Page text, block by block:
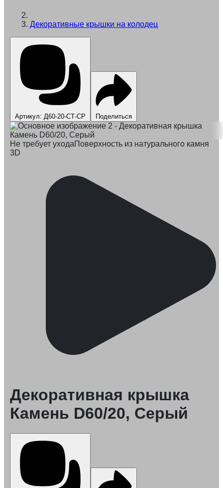
Декоративные крышки на колодец
Артикул: Д60-20-СТ-СР Поделиться
Не требует уходаПоверхность из натурального камня
3D
Декоративная крышка
Камень D60/20, Серый